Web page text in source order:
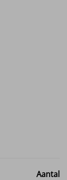
Aantal